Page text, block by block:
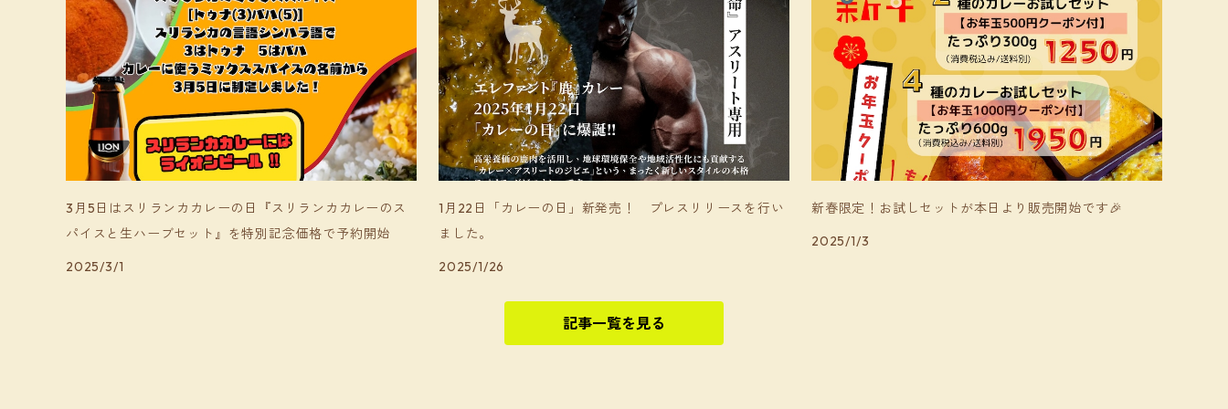
3月5日はスリランカカレーの日『スリランカカレーのス
パイスと生ハーブセット』を特別記念価格で予約開始
2025/3/1
1月22日「カレーの日」新発売！ プレスリリースを行い
ました。
2025/1/26
新春限定！お試しセットが本日より販売開始です🎉
2025/1/3
記事一覧を見る